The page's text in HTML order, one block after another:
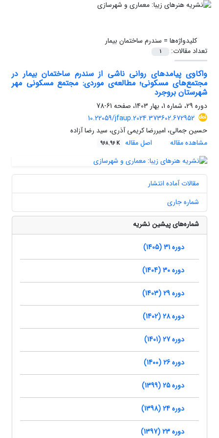
کلیدواژه‌ها = سندرم ساختمان بیمار
تعداد مقالات:
1
واکاوی پیامدهای روانی ناشی از سندرم ساختمان بیمار در
مجتمع‌های مسکونی؛ مطالعه‌ی موردی: مجتمع مسکونی مهر
شهرستان بروجرد
دوره 29، شماره 1، بهار 1403، صفحه
61-78
10.22059/jfaup.2024.373602.672952
حسین جمالی، امیررضا کریمی آذری، سید رضا آزاده
مشاهده مقاله
اصل مقاله 968.96 K
مقالات آماده انتشار
شماره جاری
شماره‌های پیشین نشریه
دوره 31 (1405)
دوره 30 (1404)
دوره 29 (1403)
دوره 28 (1402)
دوره 27 (1401)
دوره 26 (1400)
دوره 25 (1399)
دوره 24 (1398)
دوره 23 (1397)